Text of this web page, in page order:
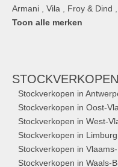
Armani
Vila Froy & Dind
Toon alle merken
STOCKVERKOPEN
Stockverkopen in
Stockverkopen in Oost-
Stockverkopen in West-
Stockverkopen in Limburg
Stockverkopen in
Stockverkopen in Waals-